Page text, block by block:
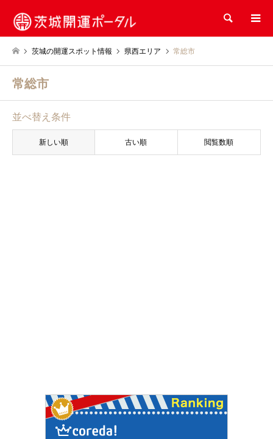
検索
茨城の開運スポット情報 県西エリア 常総市
常総市
並べ替え条件
新しい順 古い順 閲覧数順